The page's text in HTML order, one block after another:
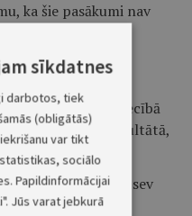
ka šie pasākumi nav
ko nosaka
būt atkāpju no
izņemot attiecībā
kara darbības rezultātā,
panta nosacījumi.
Puse, kas piešķir sev
informēs Eiropas
sīkdatnes
darbotos, tiek
(obligātās)
var tikt
sociālo
Papildinformācijai
Jūs varat jebkurā